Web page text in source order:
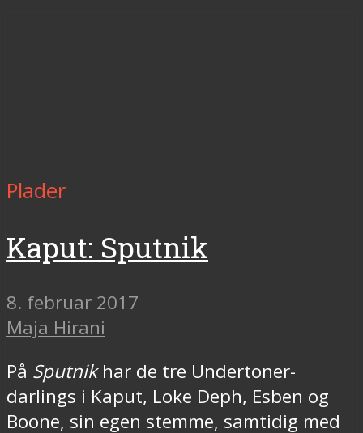
Plader
Kaput: Sputnik
8. februar 2017
Maja Hirani
På Sputnikhar de tre Undertoner-
darlings i Kaput, Loke Deph, Esben og
Boone, sin egen stemme, samtidig med